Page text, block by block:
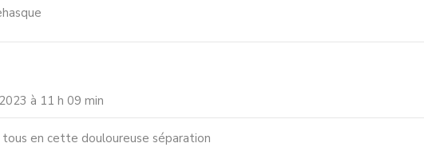
à 11 h 09 min
en cette douloureuse séparation